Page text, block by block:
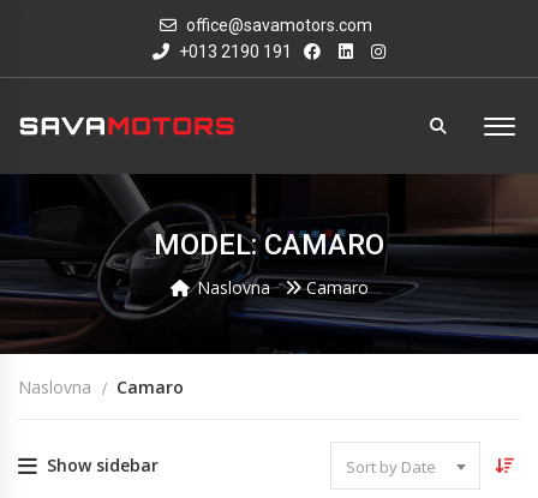
office@savamotors.com
+013 2190 191
MODEL: CAMARO
Naslovna Camaro
Naslovna Camaro
Show sidebar Sort by Date